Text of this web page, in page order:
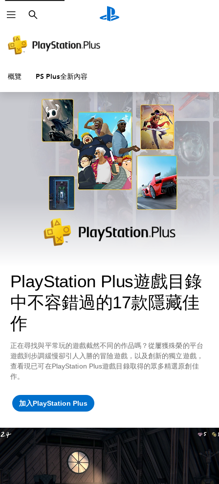
搜
尋
概覽 PS Plus全新內容
PlayStation Plus遊戲目錄
中不容錯過的17款隱藏佳
作
正在尋找與平常玩的遊戲截然不同的作品嗎？從屢獲殊榮的平台
遊戲到步調緩慢卻引人入勝的冒險遊戲，以及創新的獨立遊戲，
查看現已可在PlayStation Plus遊戲目錄取得的眾多精選原創佳
作。
加入PlayStation Plus